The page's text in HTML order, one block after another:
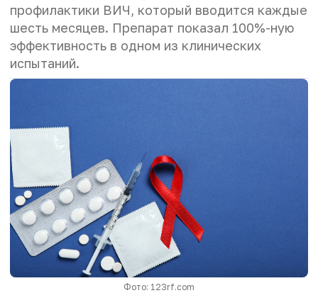
профилактики ВИЧ, который вводится каждые
шесть месяцев. Препарат показал 100%-ную
эффективность в одном из клинических
испытаний.
Фото: 123rf.com